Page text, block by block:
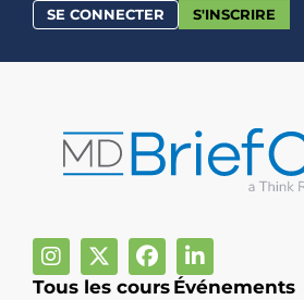
SE CONNECTER S'INSCRIRE
Tous les cours Événements